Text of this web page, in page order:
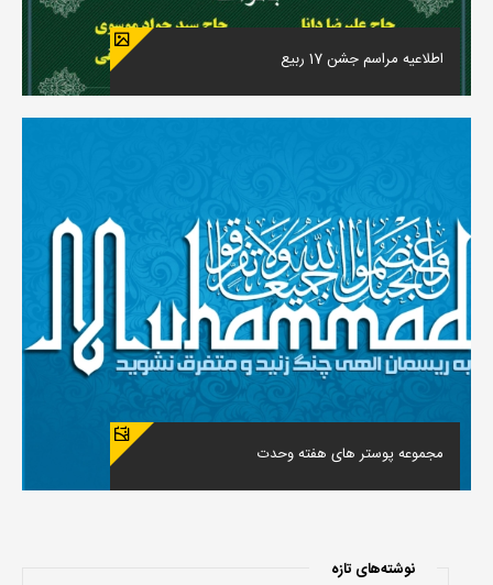
اطلاعیه مراسم جشن 17 ربیع
مجموعه پوستر های هفته وحدت
نوشته‌های تازه